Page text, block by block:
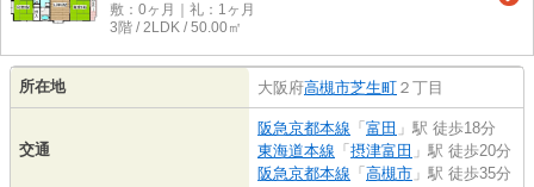
敷：0ヶ月｜礼：1ヶ月
3階 / 2LDK / 50.00㎡
所在地 大阪府高槻市芝生町 ２丁目
交通
阪急京都本線 「 富田 」駅 徒歩18分
東海道本線 「 摂津富田 」駅 徒歩20分
阪急京都本線 「 高槻市 」駅 徒歩35分